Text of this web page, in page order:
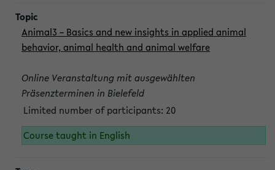
Animal3 – Basics and new insights in applied animal
behavior, animal health and animal welfare
Online Veranstaltung mit ausgewählten
Präsenzterminen in Bielefeld
Limited number of participants: 20
Course taught in English